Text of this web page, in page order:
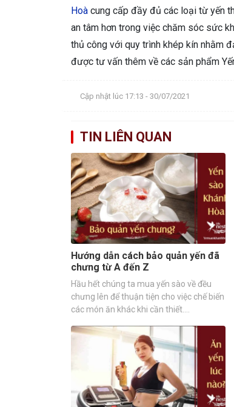
Hoà cung cấp đầy đủ các loại từ yến
an tâm hơn trong việc chăm sóc sức
thủ công với quy trình khép kín nhằm
được tư vấn thêm về các sản phẩm
Cập nhật lúc 17:13 - 30/07/2021
TIN LIÊN QUAN
Hướng dẫn cách bảo quản yến đã
chưng từ A đến Z
Hầu hết chúng ta mua yến sào về đều
chưng lên để thuận tiện cho việc chế biến
các món ăn khác khi cần thiết.…